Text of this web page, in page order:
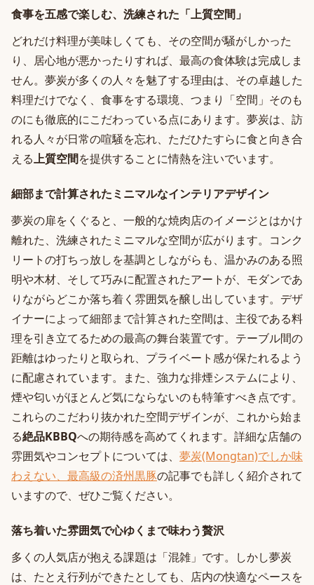
食事を五感で楽しむ、洗練された「上質空間」
どれだけ料理が美味しくても、その空間が騒がしかった
り、居心地が悪かったりすれば、最高の食体験は完成しま
せん。夢炭が多くの人々を魅了する理由は、その卓越した
料理だけでなく、食事をする環境、つまり「空間」そのも
のにも徹底的にこだわっている点にあります。夢炭は、訪
れる人々が日常の喧騒を忘れ、ただひたすらに食と向き合
える上質空間を提供することに情熱を注いでいます。
細部まで計算されたミニマルなインテリアデザイン
夢炭の扉をくぐると、一般的な焼肉店のイメージとはかけ
離れた、洗練されたミニマルな空間が広がります。コンク
リートの打ちっ放しを基調としながらも、温かみのある照
明や木材、そして巧みに配置されたアートが、モダンであ
りながらどこか落ち着く雰囲気を醸し出しています。デザ
イナーによって細部まで計算された空間は、主役である料
理を引き立てるための最高の舞台装置です。テーブル間の
距離はゆったりと取られ、プライベート感が保たれるよう
に配慮されています。また、強力な排煙システムにより、
煙や匂いがほとんど気にならないのも特筆すべき点です。
これらのこだわり抜かれた空間デザインが、これから始ま
る絶品KBBQへの期待感を高めてくれます。詳細な店舗の
雰囲気やコンセプトについては、 夢炭(Mongtan)でしか味
わえない、最高級の済州黒豚の記事でも詳しく紹介されて
いますので、ぜひご覧ください。
落ち着いた雰囲気で心ゆくまで味わう贅沢
多くの人気店が抱える課題は「混雑」です。しかし夢炭
は、たとえ行列ができたとしても、店内の快適なペースを